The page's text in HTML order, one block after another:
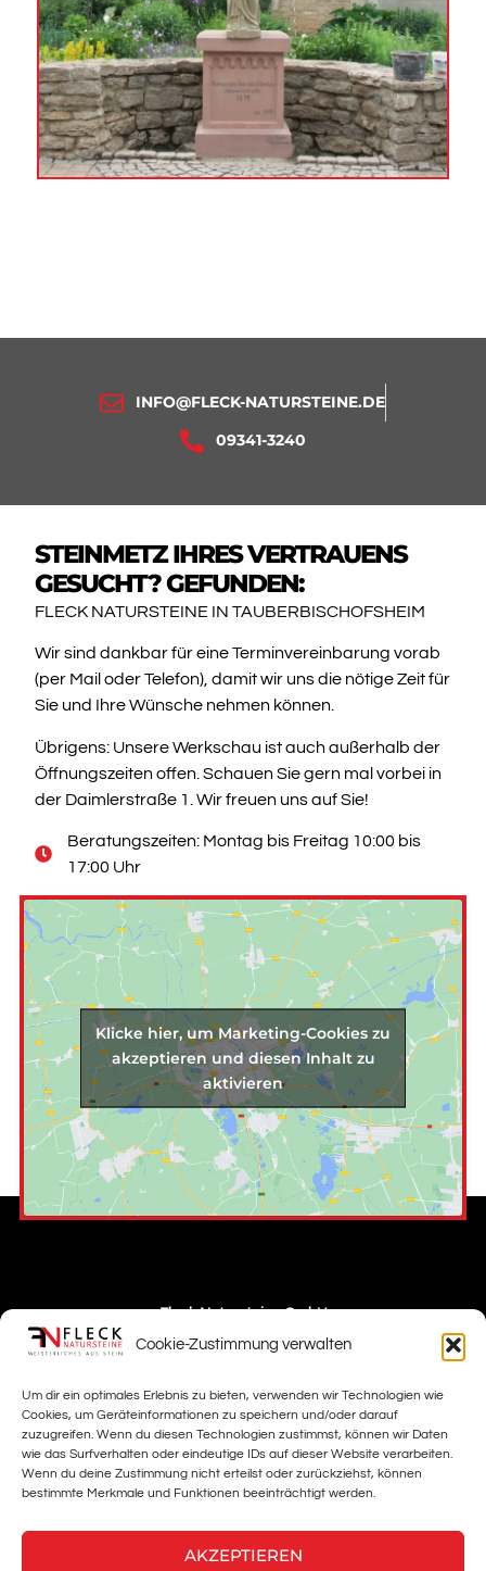
Cookie-Zustimmung verwalten
Um dir ein optimales Erlebnis zu bieten, verwenden wir Technologien wie
Cookies, um Geräteinformationen zu speichern und/oder darauf
zuzugreifen. Wenn du diesen Technologien zustimmst, können wir Daten
wie das Surfverhalten oder eindeutige IDs auf dieser Website verarbeiten.
Wenn du deine Zustimmung nicht erteilst oder zurückziehst, können
bestimmte Merkmale und Funktionen beeinträchtigt werden.
AKZEPTIEREN
INFO@FLECK-NATURSTEINE.DE
09341-3240
STEINMETZ IHRES VERTRAUENS
GESUCHT? GEFUNDEN:
FLECK NATURSTEINE IN TAUBERBISCHOFSHEIM
Wir sind dankbar für eine Terminvereinbarung vorab
(per Mail oder Telefon), damit wir uns die nötige Zeit für
Sie und Ihre Wünsche nehmen können.
Übrigens: Unsere Werkschau ist auch außerhalb der
Öffnungszeiten offen. Schauen Sie gern mal vorbei in
der Daimlerstraße 1. Wir freuen uns auf Sie!
Beratungszeiten: Montag bis Freitag 10:00 bis
17:00 Uhr
Klicke hier, um Marketing-Cookies zu
akzeptieren und diesen Inhalt zu
aktivieren
Fleck Natursteine GmbH
Telefon: 09341 3240
Anfahrt: Daimlerstrasse 1 97941 Tauberbischofsheim